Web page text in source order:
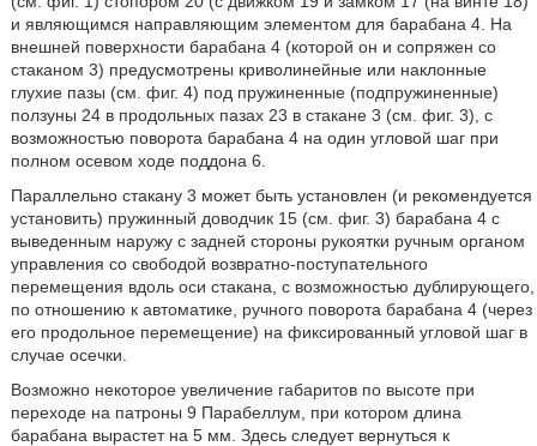
и являющимся направляющим элементом для барабана 4. На
внешней поверхности барабана 4 (которой он и сопряжен со
стаканом 3) предусмотрены криволинейные или наклонные
глухие пазы (см. фиг. 4) под пружиненные (подпружиненные)
ползуны 24 в продольных пазах 23 в стакане 3 (см. фиг. 3), с
возможностью поворота барабана 4 на один угловой шаг при
полном осевом ходе поддона 6.
Параллельно стакану 3 может быть установлен (и рекомендуется
установить) пружинный доводчик 15 (см. фиг. 3) барабана 4 с
выведенным наружу с задней стороны рукоятки ручным органом
управления со свободой возвратно-поступательного
перемещения вдоль оси стакана, с возможностью дублирующего,
по отношению к автоматике, ручного поворота барабана 4 (через
его продольное перемещение) на фиксированный угловой шаг в
случае осечки.
Возможно некоторое увеличение габаритов по высоте при
переходе на патроны 9 Парабеллум, при котором длина
барабана вырастет на 5 мм. Здесь следует вернуться к